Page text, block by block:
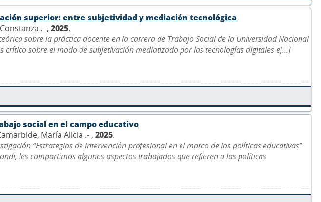
superior: entre subjetividad y mediación tecnológica
.- , 2025.
sobre la práctica docente en la carrera de Trabajo Social de la Universidad Nacional
crítico sobre el modo de subjetivación mediatizado por las tecnologías digitales e[...]
social en el campo educativo
María Alicia .- , 2025.
“Estrategias de intervención profesional en el marco de las políticas educativas”
les compartimos algunos aspectos trabajados que refieren a las políticas